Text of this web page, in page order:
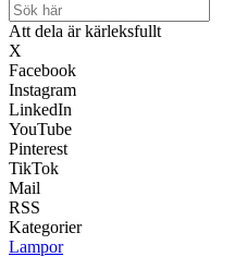
Att dela är kärleksfullt
X
Facebook
Instagram
LinkedIn
YouTube
Pinterest
TikTok
Mail
RSS
Kategorier
Lampor